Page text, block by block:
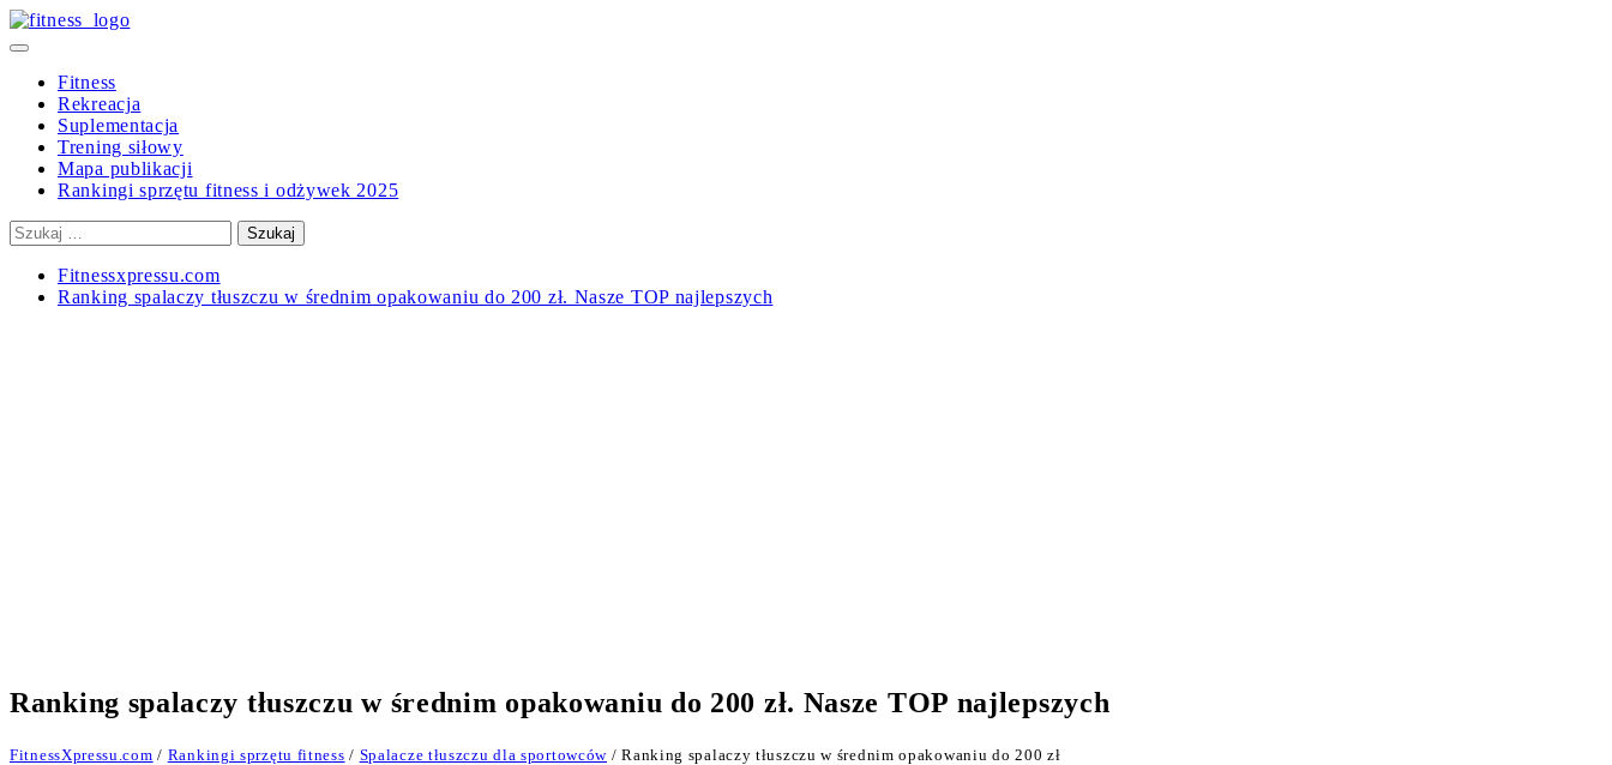
Skip
to
Primary
Fitness
Rekreacja
Suplementacja
Trening siłowy
Mapa publikacji
Rankingi sprzętu fitness i odżywek 2025
Szukaj:
Fitnessxpressu.com
Ranking spalaczy tłuszczu w średnim opakowaniu do 200 zł. Nasze TOP najlepszych
Ranking spalaczy tłuszczu w średnim opakowaniu do 200 zł. Nasze TOP najlepszych
FitnessXpressu.com / Rankingi sprzętu fitness / Spalacze tłuszczu dla sportowców / Ranking spalaczy tłuszczu w średnim opakowaniu do 200 zł